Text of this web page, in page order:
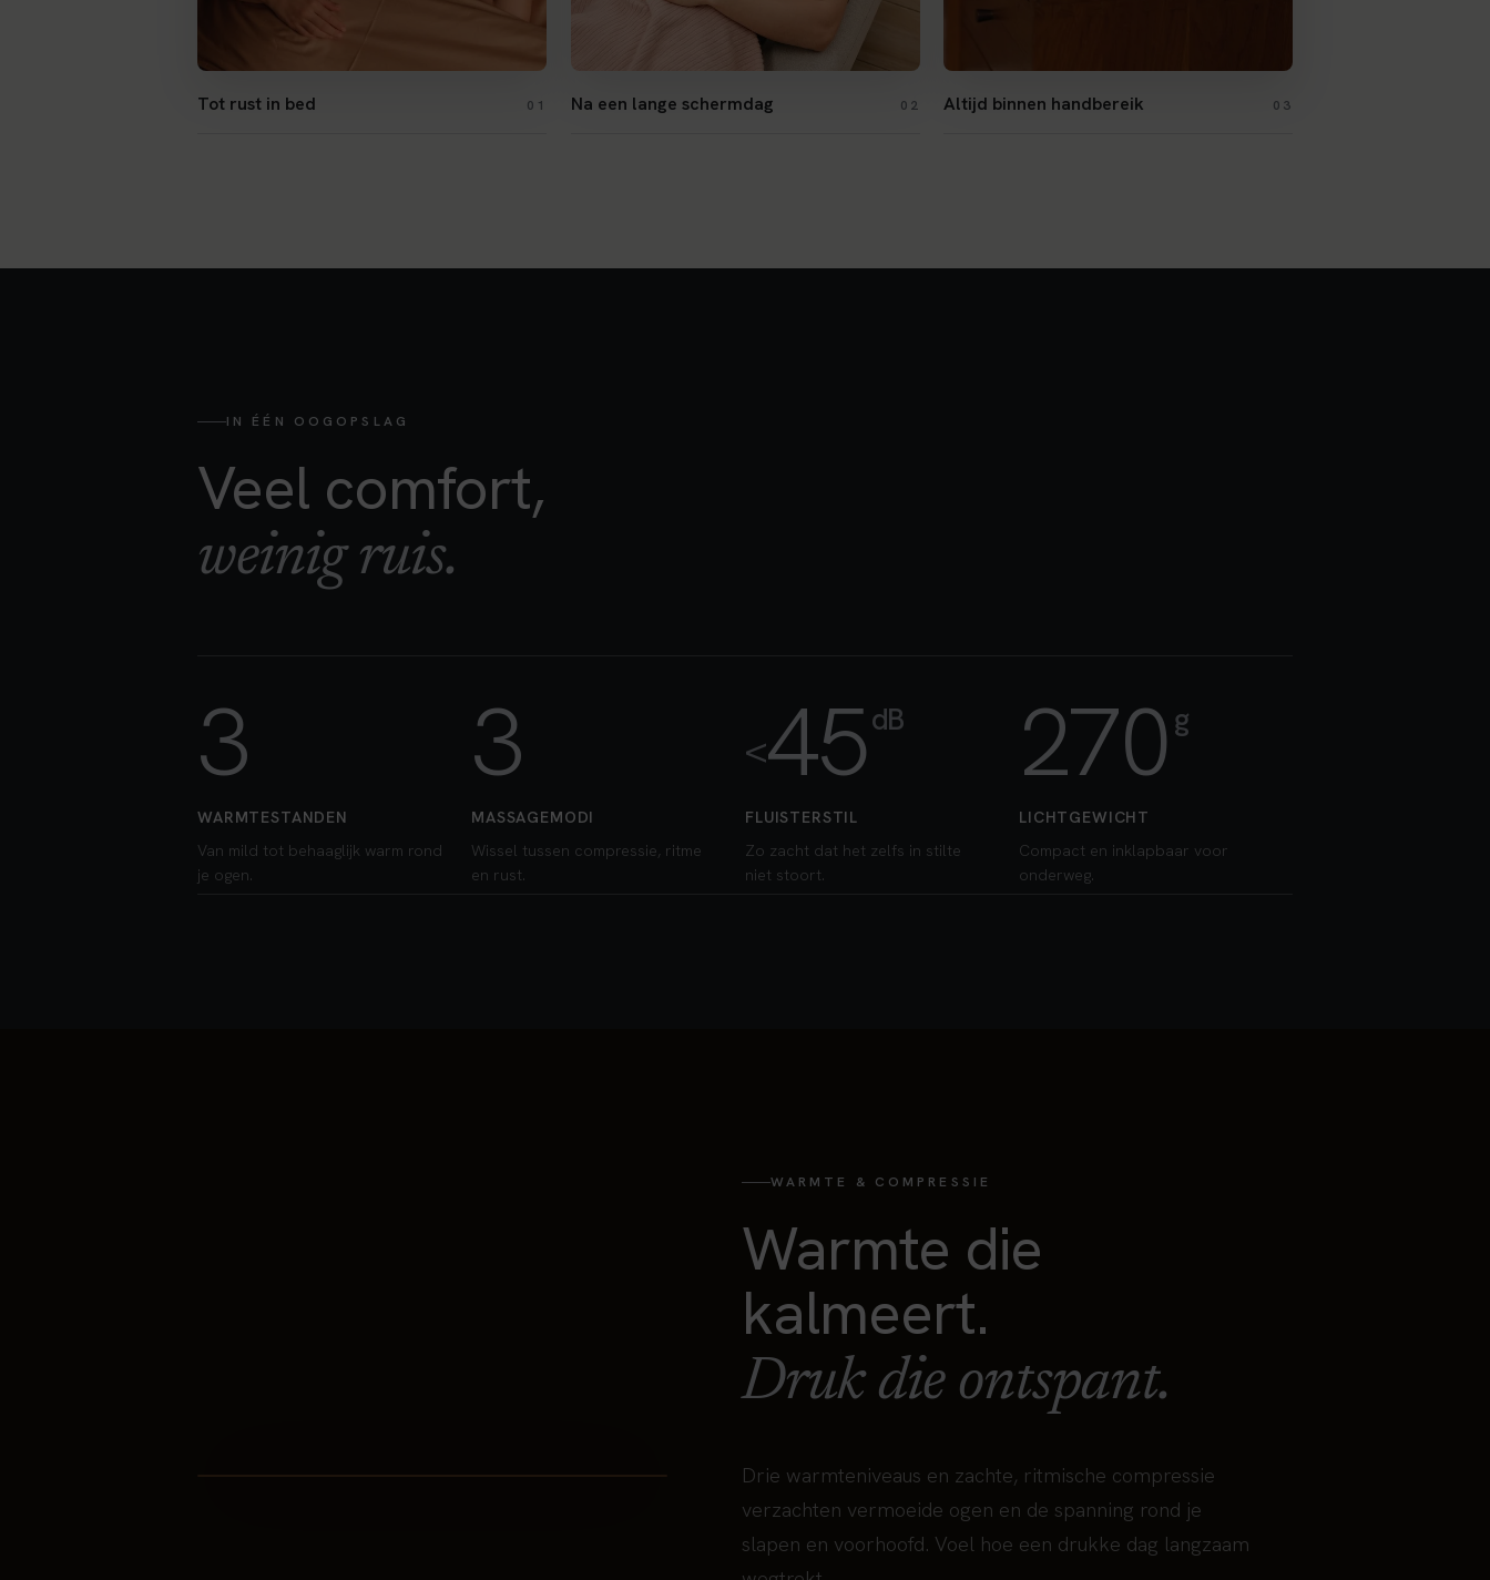
Tot rust in bed 01 Na een lange schermdag 02 Altijd binnen handbereik 03
IN ÉÉN OOGOPSLAG
Veel comfort,
weinig ruis.
3
WARMTESTANDEN
Van mild tot behaaglijk warm rond
je ogen.
3
MASSAGEMODI
Wissel tussen compressie, ritme
en rust.
<45dB
FLUISTERSTIL
Zo zacht dat het zelfs in stilte
niet stoort.
270 g
LICHTGEWICHT
Compact en inklapbaar voor
onderweg.
WARMTE & COMPRESSIE
Warmte die
kalmeert.
Druk die ontspant.
Drie warmteniveaus en zachte, ritmische compressie
verzachten vermoeide ogen en de spanning rond je
slapen en voorhoofd. Voel hoe een drukke dag langzaam